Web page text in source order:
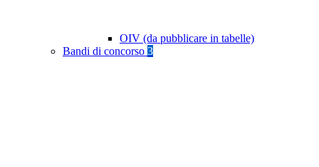
OIV (da pubblicare in tabelle)
Bandi di concorso 3